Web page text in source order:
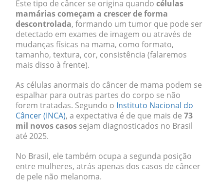
Este tipo de câncer se origina quando células
mamárias começam a crescer de forma
descontrolada, formando um tumor que pode ser
detectado em exames de imagem ou através de
mudanças físicas na mama, como formato,
tamanho, textura, cor, consistência (falaremos
mais disso à frente).
As células anormais do câncer de mama podem se
espalhar para outras partes do corpo se não
forem tratadas. Segundo o Instituto Nacional do
Câncer (INCA), a expectativa é de que mais de 73
mil novos casos sejam diagnosticados no Brasil
até 2025.
No Brasil, ele também ocupa a segunda posição
entre mulheres, atrás apenas dos casos de câncer
de pele não melanoma.